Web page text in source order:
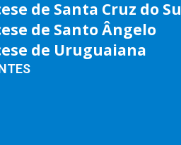
de Santa Cruz do
de Santo Ângelo
de Uruguaiana